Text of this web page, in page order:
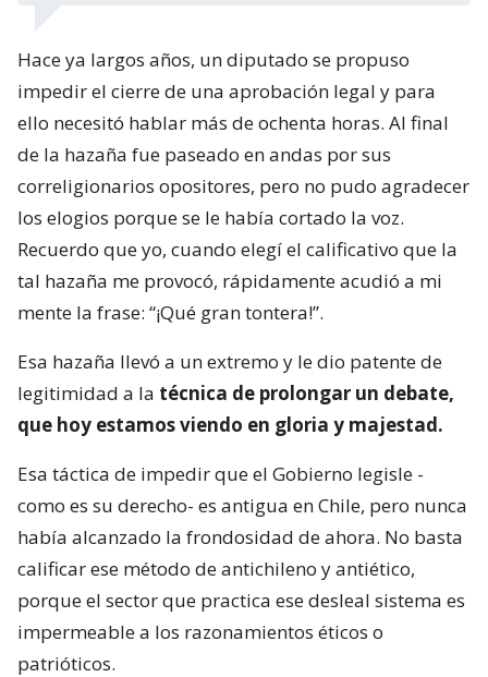
Hace ya largos años, un diputado se propuso
impedir el cierre de una aprobación legal y para
ello necesitó hablar más de ochenta horas. Al final
de la hazaña fue paseado en andas por sus
correligionarios opositores, pero no pudo agradecer
los elogios porque se le había cortado la voz.
Recuerdo que yo, cuando elegí el calificativo que la
tal hazaña me provocó, rápidamente acudió a mi
mente la frase: “¡Qué gran tontera!”.
Esa hazaña llevó a un extremo y le dio patente de
legitimidad a la técnica de prolongar un debate,
que hoy estamos viendo en gloria y majestad.
Esa táctica de impedir que el Gobierno legisle -
como es su derecho- es antigua en Chile, pero nunca
había alcanzado la frondosidad de ahora. No basta
calificar ese método de antichileno y antiético,
porque el sector que practica ese desleal sistema es
impermeable a los razonamientos éticos o
patrióticos.